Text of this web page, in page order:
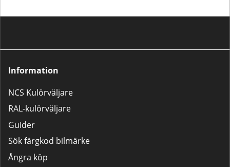
Information
NCS Kulörväljare
RAL-kulörväljare
Guider
Sök färgkod bilmärke
Ångra köp